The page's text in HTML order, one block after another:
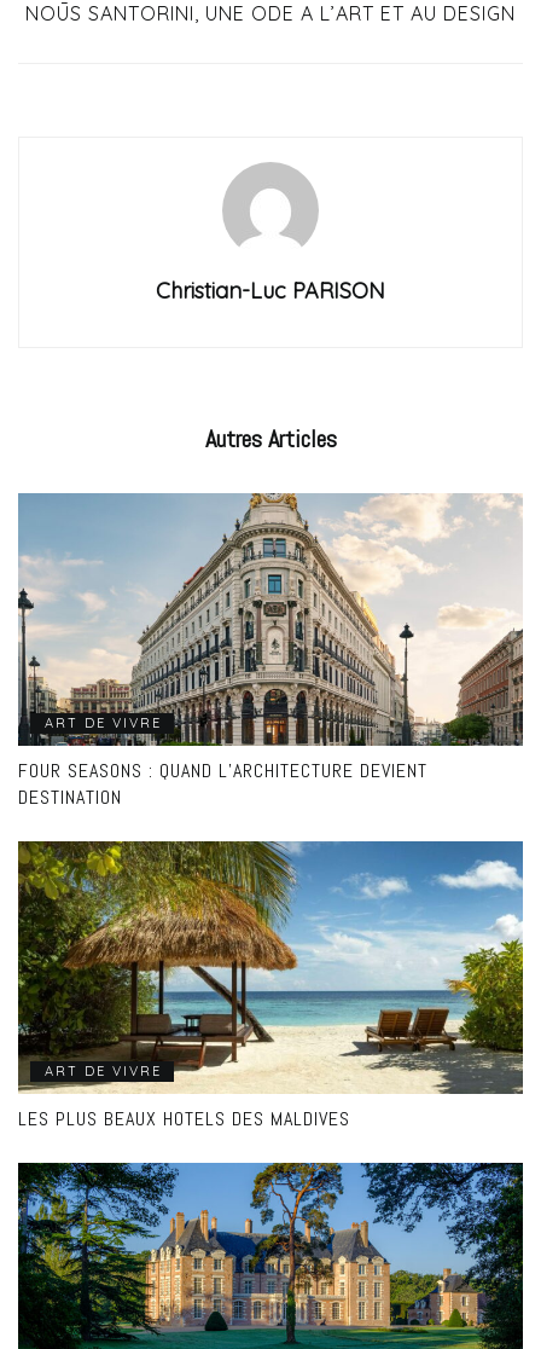
NOŪS SANTORINI, UNE ODE A L’ART ET AU DESIGN
Christian-Luc PARISON
AutresArticles
ART DE VIVRE
FOUR SEASONS : QUAND L’ARCHITECTURE DEVIENT
DESTINATION
ART DE VIVRE
LES PLUS BEAUX HOTELS DES MALDIVES